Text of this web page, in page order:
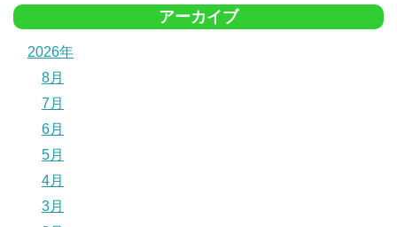
アーカイブ
2026年
8月
7月
6月
5月
4月
3月